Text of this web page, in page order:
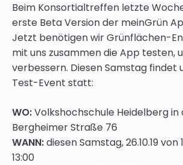
Beim Konsortialtreffen letzte
erste Beta Version der meinGrün
Jetzt benötigen wir Grünflächen-
mit uns zusammen die App testen,
verbessern. Diesen Samstag findet
Test-Event statt:
WO:Volkshochschule Heidelberg
Bergheimer Straße 76
WANN:diesen Samstag, 26.10.19 von
13:00